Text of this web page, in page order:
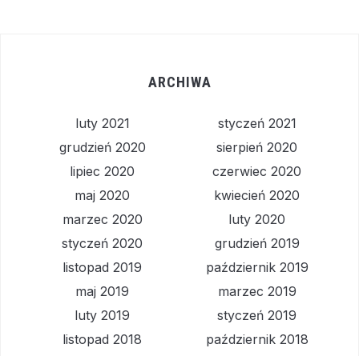
ARCHIWA
luty 2021
styczeń 2021
grudzień 2020
sierpień 2020
lipiec 2020
czerwiec 2020
maj 2020
kwiecień 2020
marzec 2020
luty 2020
styczeń 2020
grudzień 2019
listopad 2019
październik 2019
maj 2019
marzec 2019
luty 2019
styczeń 2019
listopad 2018
październik 2018